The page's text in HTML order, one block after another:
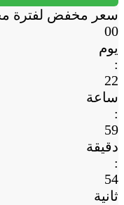
الكهربائية
الثنائية
سعر مخفض لفترة
00
يوم
:
22
ساعة
:
59
دقيقة
:
53
ثانية